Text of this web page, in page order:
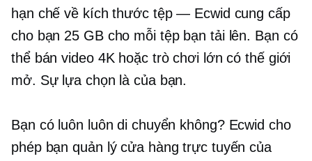
hạn chế về kích thước tệp — Ecwid cung cấp
cho bạn 25 GB cho mỗi tệp bạn tải lên. Bạn có
thể bán video 4K hoặc trò chơi lớn có thế giới
mở. Sự lựa chọn là của bạn.
Bạn có luôn luôn di chuyển không? Ecwid cho
phép bạn quản lý cửa hàng trực tuyến của